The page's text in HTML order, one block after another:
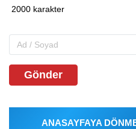
Gönder
ANASAYFAYA